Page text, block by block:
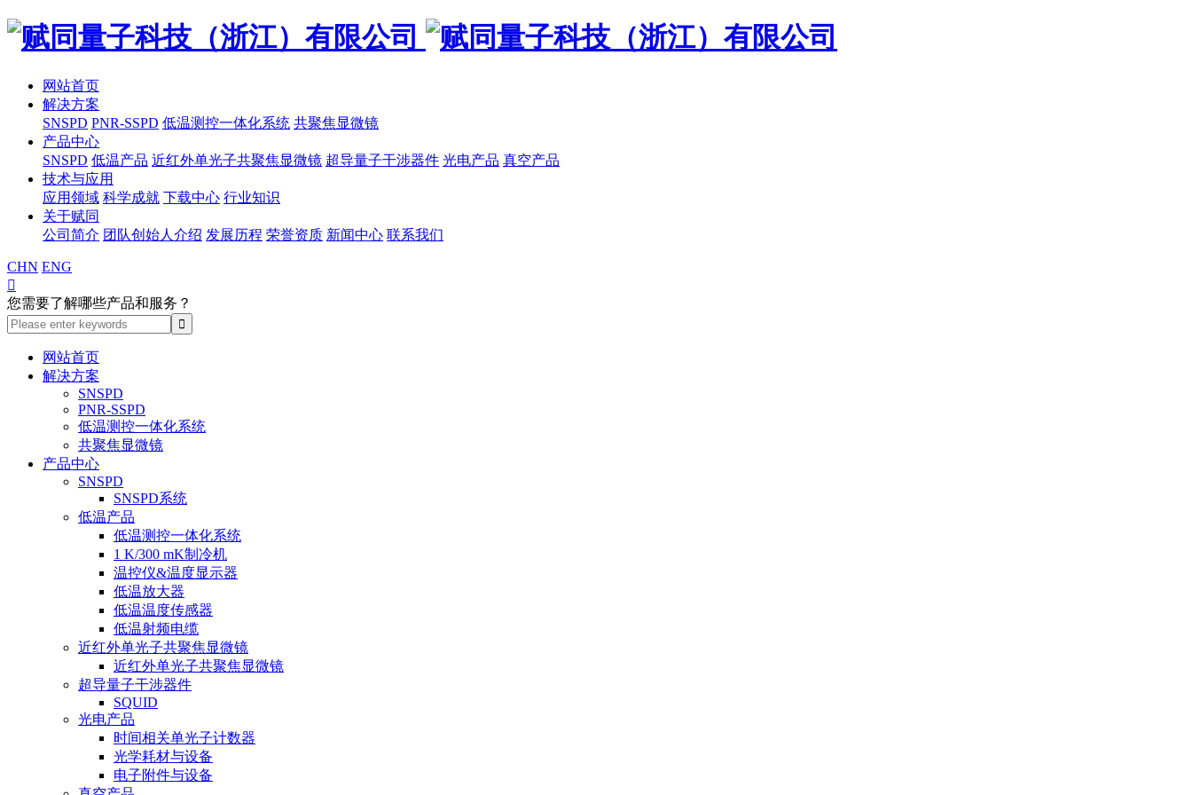
网站首页
解决方案
SNSPD PNR-SSPD 低温测控一体化系统 共聚焦显微镜
产品中心
SNSPD 低温产品 近红外单光子共聚焦显微镜 超导量子干涉器件 光电产品 真空产品
技术与应用
应用领域 科学成就 下载中心 行业知识
关于赋同
公司简介 团队创始人介绍 发展历程 荣誉资质 新闻中心 联系我们
CHN ENG

您需要了解哪些产品和服务？
网站首页
解决方案
SNSPD
PNR-SSPD
低温测控一体化系统
共聚焦显微镜
产品中心
SNSPD
SNSPD系统
低温产品
低温测控一体化系统
1 K/300 mK制冷机
温控仪&温度显示器
低温放大器
低温温度传感器
低温射频电缆
近红外单光子共聚焦显微镜
近红外单光子共聚焦显微镜
超导量子干涉器件
SQUID
光电产品
时间相关单光子计数器
光学耗材与设备
电子附件与设备